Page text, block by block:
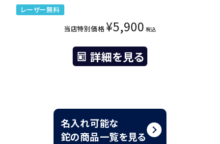
レーザー無料
当店特別価格 ¥5,900 税込
詳細を見る
名入れ可能な
鉈の商品一覧を見る